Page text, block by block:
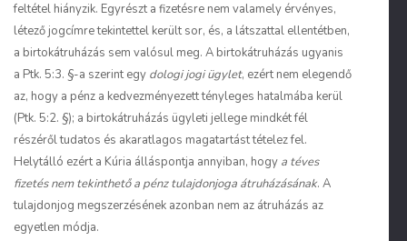
feltétel hiányzik. Egyrészt a fizetésre nem valamely érvényes,
létező jogcímre tekintettel került sor, és, a látszattal ellentétben,
a birtokátruházás sem valósul meg. A birtokátruházás ugyanis
a Ptk. 5:3. §-a szerint egy dologi jogi ügylet, ezért nem elegendő
az, hogy a pénz a kedvezményezett tényleges hatalmába kerül
(Ptk. 5:2. §); a birtokátruházás ügyleti jellege mindkét fél
részéről tudatos és akaratlagos magatartást tételez fel.
Helytálló ezért a Kúria álláspontja annyiban, hogy a téves
fizetés nem tekinthető a pénz tulajdonjoga átruházásának. A
tulajdonjog megszerzésének azonban nem az átruházás az
egyetlen módja.